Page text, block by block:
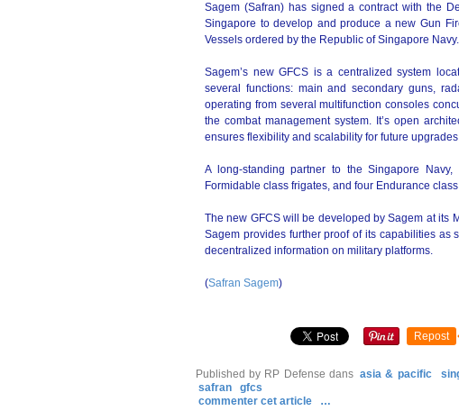
Sagem (Safran) has signed a contract with the
Singapore to develop and produce a new Gun
Vessels ordered by the Republic of Singapore Navy.
Sagem’s new GFCS is a centralized system
several functions: main and secondary guns,
operating from several multifunction consoles
the combat management system. It’s open
ensures flexibility and scalability for future
A long-standing partner to the Singapore
Formidable class frigates, and four Endurance class
The new GFCS will be developed by Sagem at its
Sagem provides further proof of its capabilities as
decentralized information on military platforms.
(Safran Sagem)
Repost
Published by RP Defense dans asia & pacific
safran
gfcs
commenter cet article
…